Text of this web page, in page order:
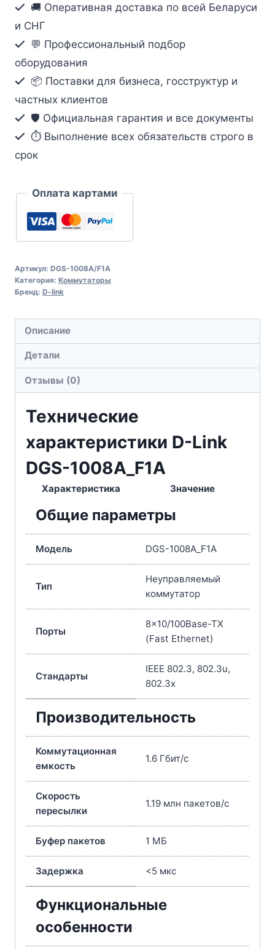
1008A_F1A
(8-
портовый
Fast
Ethernet)
🚚 Оперативная доставка по всей Беларуси
и СНГ
💬 Профессиональный подбор
оборудования
📦 Поставки для бизнеса, госструктур и
частных клиентов
🛡️ Официальная гарантия и все документы
⏱ Выполнение всех обязательств строго в
срок
Оплата картами
Артикул: DGS-1008A/F1A
Категория: Коммутаторы
Бренд: D-link
Описание
Детали
Отзывы (0)
Технические
характеристики D-Link
DGS-1008A_F1A
Характеристика Значение
Общие параметры
Модель DGS-1008A_F1A
Тип
Неуправляемый
коммутатор
Порты
8×10/100Base-TX
(Fast Ethernet)
Стандарты
IEEE 802.3, 802.3u,
802.3x
Производительность
Коммутационная
емкость
1.6 Гбит/с
Скорость
пересылки
1.19 млн пакетов/с
Буфер пакетов 1 МБ
Задержка <5 мкс
Функциональные
особенности